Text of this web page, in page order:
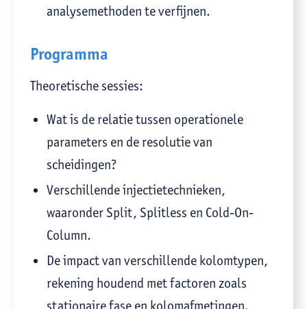
analysemethoden te verfijnen.
Programma
Theoretische sessies:
Wat is de relatie tussen operationele
parameters en de resolutie van
scheidingen?
Verschillende injectietechnieken,
waaronder Split, Splitless en Cold-On-
Column.
De impact van verschillende kolomtypen,
rekening houdend met factoren zoals
stationaire fase en kolomafmetingen.